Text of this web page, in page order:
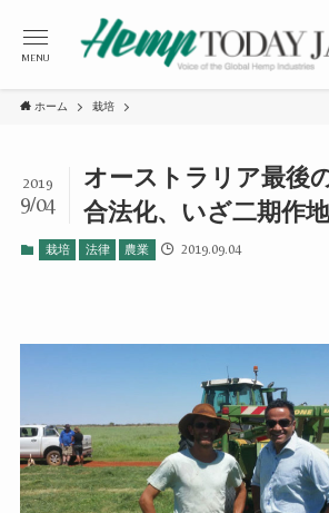
MENU
ホーム 栽培
オーストラリア最後
合法化、いざ二期作
2019
9/04
栽培 法律 農業 2019.09.04